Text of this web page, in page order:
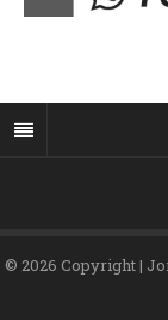
© 2026 Copyright |